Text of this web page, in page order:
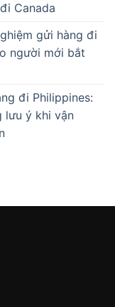
Canada
gửi hàng đi
người mới bắt
đi Philippines:
lưu ý khi vận